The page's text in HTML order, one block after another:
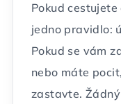
Pokud
jedno pravidlo:
Pokud se vám
nebo máte
zastavte.